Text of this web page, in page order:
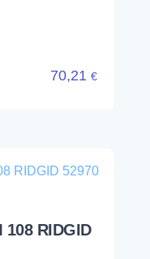
70,21 €
108 RIDGID